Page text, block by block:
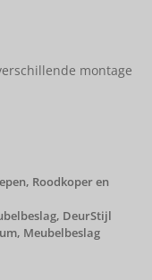
montage
, Roodkoper en
, DeurStijl
, Meubelbeslag